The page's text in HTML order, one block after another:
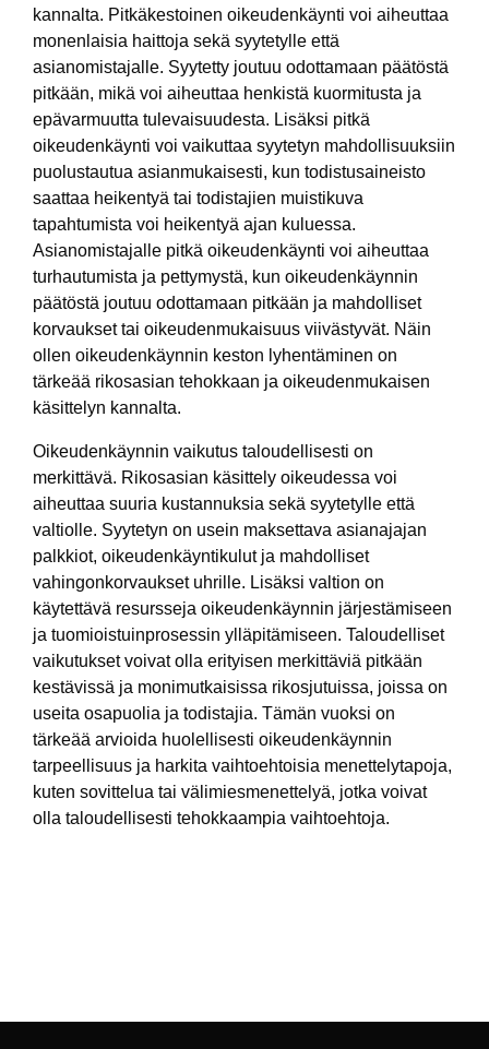
kannalta. Pitkäkestoinen oikeudenkäynti voi aiheuttaa
monenlaisia haittoja sekä syytetylle että
asianomistajalle. Syytetty joutuu odottamaan päätöstä
pitkään, mikä voi aiheuttaa henkistä kuormitusta ja
epävarmuutta tulevaisuudesta. Lisäksi pitkä
oikeudenkäynti voi vaikuttaa syytetyn mahdollisuuksiin
puolustautua asianmukaisesti, kun todistusaineisto
saattaa heikentyä tai todistajien muistikuva
tapahtumista voi heikentyä ajan kuluessa.
Asianomistajalle pitkä oikeudenkäynti voi aiheuttaa
turhautumista ja pettymystä, kun oikeudenkäynnin
päätöstä joutuu odottamaan pitkään ja mahdolliset
korvaukset tai oikeudenmukaisuus viivästyvät. Näin
ollen oikeudenkäynnin keston lyhentäminen on
tärkeää rikosasian tehokkaan ja oikeudenmukaisen
käsittelyn kannalta.
Oikeudenkäynnin vaikutus taloudellisesti on
merkittävä. Rikosasian käsittely oikeudessa voi
aiheuttaa suuria kustannuksia sekä syytetylle että
valtiolle. Syytetyn on usein maksettava asianajajan
palkkiot, oikeudenkäyntikulut ja mahdolliset
vahingonkorvaukset uhrille. Lisäksi valtion on
käytettävä resursseja oikeudenkäynnin järjestämiseen
ja tuomioistuinprosessin ylläpitämiseen. Taloudelliset
vaikutukset voivat olla erityisen merkittäviä pitkään
kestävissä ja monimutkaisissa rikosjutuissa, joissa on
useita osapuolia ja todistajia. Tämän vuoksi on
tärkeää arvioida huolellisesti oikeudenkäynnin
tarpeellisuus ja harkita vaihtoehtoisia menettelytapoja,
kuten sovittelua tai välimiesmenettelyä, jotka voivat
olla taloudellisesti tehokkaampia vaihtoehtoja.